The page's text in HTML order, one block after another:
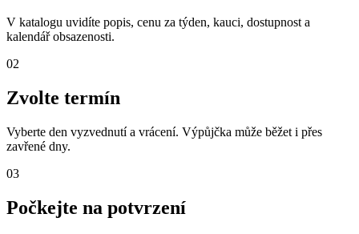
V katalogu uvidíte popis, cenu za týden, kauci, dostupnost a
kalendář obsazenosti.
02
Zvolte termín
Vyberte den vyzvednutí a vrácení. Výpůjčka může běžet i přes
zavřené dny.
03
Počkejte na potvrzení